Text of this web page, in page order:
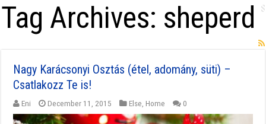
Tag Archives: sheperd
Nagy Karácsonyi Osztás (étel, adomány, süti) –
Csatlakozz Te is!
Eni December 11, 2015 Else Home 0